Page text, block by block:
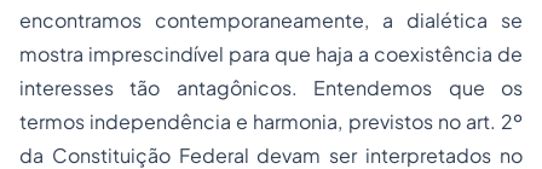
encontramos contemporaneamente, a dialética se
mostra imprescindível para que haja a coexistência de
interesses tão antagônicos. Entendemos que os
termos independência e harmonia, previstos no art. 2º
da Constituição Federal devam ser interpretados no